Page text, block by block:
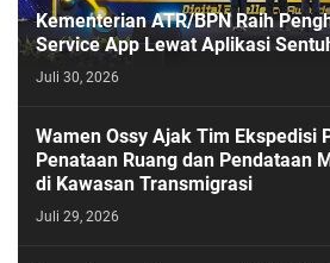
Kementerian ATR/BPN Raih
Service App Lewat Aplikasi
Juli 30, 2026
Wamen Ossy Ajak Tim Ekspedisi
Penataan Ruang dan Pendataan
di Kawasan Transmigrasi
Juli 29, 2026